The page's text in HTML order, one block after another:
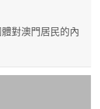
對澳門居民的內